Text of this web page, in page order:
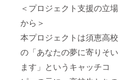
＜プロジェクト支援の立場
から＞
本プロジェクトは須恵高校
の「あなたの夢に寄りそい
ます」というキャッチコ